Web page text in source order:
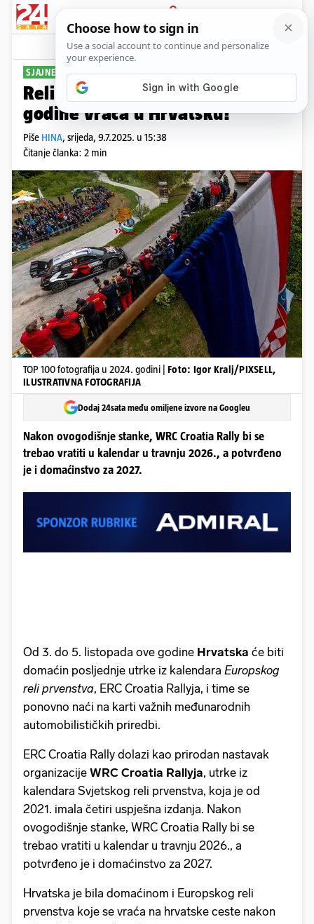
PRIJAVA
Sport Komentari
SJAJNE VIJESTI
Reli spektakl se od sljedeće
godine vraća u Hrvatsku!
Piše HINA, srijeda, 9.7.2025. u 15:38
Čitanje članka: 2 min
TOP 100 fotografija u 2024. godini | Foto: Igor Kralj/PIXSELL,
ILUSTRATIVNA FOTOGRAFIJA
Dodaj 24sata među omiljene izvore na Googleu
Nakon ovogodišnje stanke, WRC Croatia Rally bi se
trebao vratiti u kalendar u travnju 2026., a potvrđeno
je i domaćinstvo za 2027.
Od 3. do 5. listopada ove godine Hrvatska će biti
domaćin posljednje utrke iz kalendara Europskog
reli prvenstva, ERC Croatia Rallyja, i time se
ponovno naći na karti važnih međunarodnih
automobilističkih priredbi.
ERC Croatia Rally dolazi kao prirodan nastavak
organizacije WRC Croatia Rallyja, utrke iz
kalendara Svjetskog reli prvenstva, koja je od
2021. imala četiri uspješna izdanja. Nakon
ovogodišnje stanke, WRC Croatia Rally bi se
trebao vratiti u kalendar u travnju 2026., a
potvrđeno je i domaćinstvo za 2027.
Hrvatska je bila domaćinom i Europskog reli
prvenstva koje se vraća na hrvatske ceste nakon